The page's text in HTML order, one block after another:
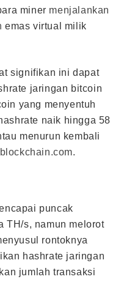
miner menjalankan
emas virtual milik
signifikan ini dapat
jaringan bitcoin
yang menyentuh
naik hingga 58
menurun kembali
blockchain.com.
puncak
TH/s, namun melorot
rontoknya
hashrate jaringan
jumlah transaksi